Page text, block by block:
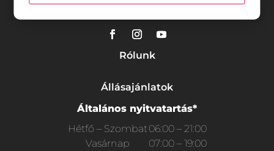
Rólunk
Állásajánlatok
Általános nyitvatartás*
Hétfő – Szombat06:00 – 21:00
Vasárnap
07:00 – 19:00